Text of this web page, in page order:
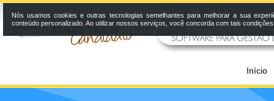
Início
Nós usamos cookies e outras tecnologias semelhantes para melhorar a sua
conteúdo personalizado. Ao utilizar nossos serviços, você concorda com tais